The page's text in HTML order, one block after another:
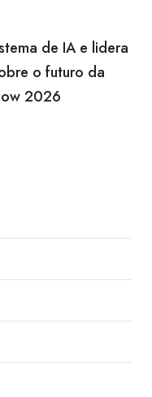
de IA e lidera
o futuro da
2026